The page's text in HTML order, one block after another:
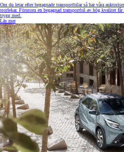
Om du letar efter begagnade transportbilar så har våra
storlekar. Förutom en begagnad transportbil av hög kvalitet
trygg med.
Läs mer